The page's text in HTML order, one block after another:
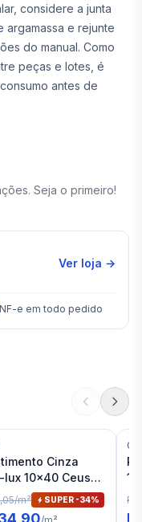
considere a junta
argamassa e rejunte
do manual. Como
peças e lotes, é
antes de
Seja o primeiro!
Ver loja →
NF-e em todo pedido
Cinza
10x40 Ceusa
"A"
/m² SUPER -34%